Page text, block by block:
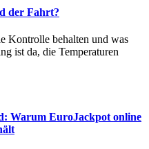
der Fahrt?
Kontrolle behalten und was
ist da, die Temperaturen
Warum EuroJackpot online